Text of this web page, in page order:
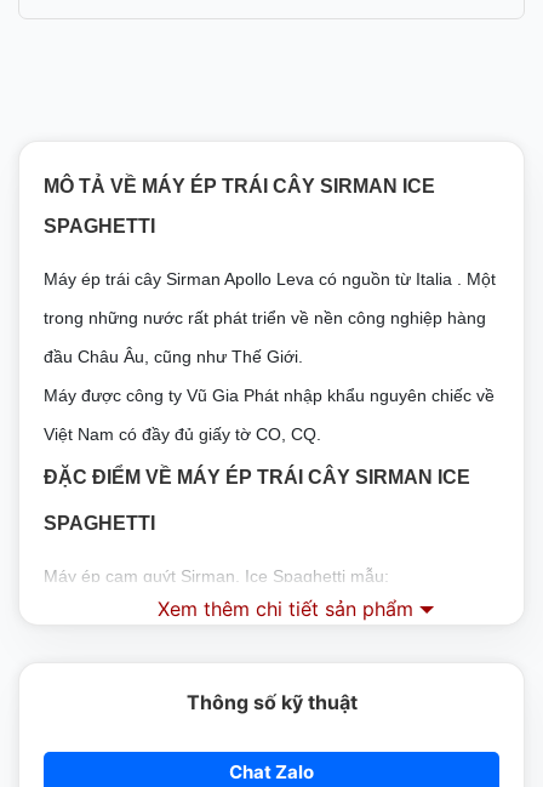
MÔ TẢ VỀ MÁY ÉP TRÁI CÂY SIRMAN ICE
SPAGHETTI
Máy ép trái cây Sirman Apollo Leva có nguồn từ Italia . Một
trong những nước rất phát triển về nền công nghiệp hàng
đầu Châu Âu, cũng như Thế Giới.
Máy được công ty Vũ Gia Phát nhập khẩu nguyên chiếc về
Việt Nam có đầy đủ giấy tờ CO, CQ.
ĐẶC ĐIỂM VỀ MÁY ÉP TRÁI CÂY SIRMAN ICE
SPAGHETTI
Máy ép cam quýt Sirman, Ice Spaghetti mẫu:
Bộ đèn với cấu trúc nhôm và bát mạ crôm, được đặc trưng
Nó được trang bị các bộ phận hoàn toàn có thể tháo rời để
Mỳ Ý nước đá: với ba chiếc ly khác nhau bằng nhôm đánh
Xem thêm chi tiết sản phẩm
Thông số kỹ thuật
Chat Zalo